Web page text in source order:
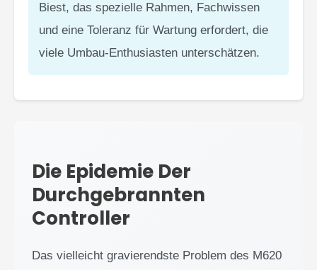
Biest, das spezielle Rahmen, Fachwissen
und eine Toleranz für Wartung erfordert, die
viele Umbau-Enthusiasten unterschätzen.
Die Epidemie Der
Durchgebrannten
Controller
Das vielleicht gravierendste Problem des M620